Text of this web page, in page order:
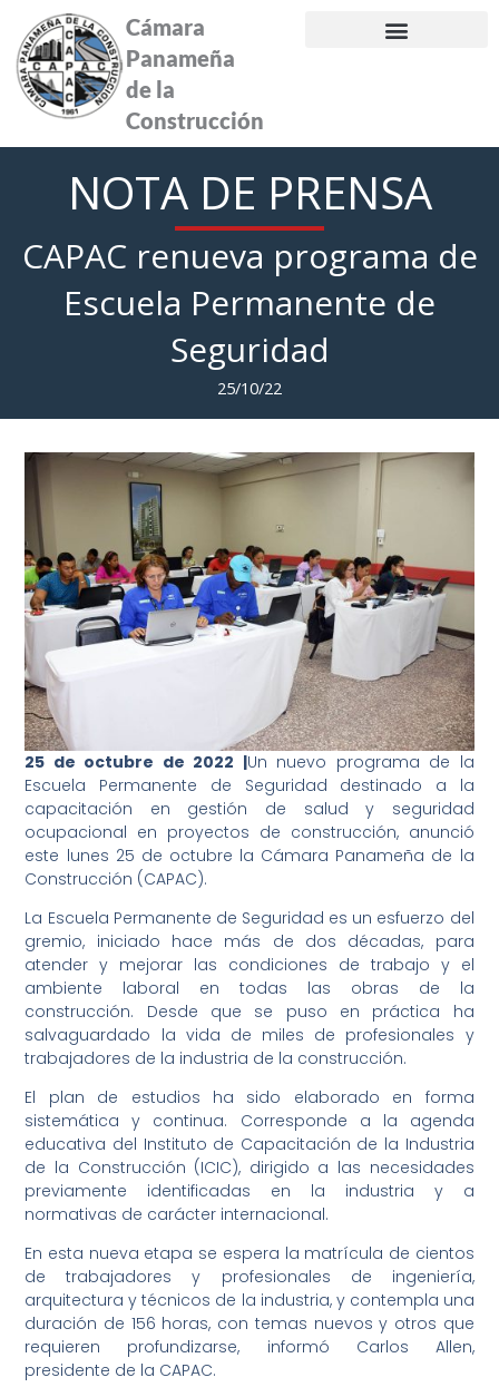
contenido
Cámara
Panameña
de la
Construcción
NOTA DE PRENSA
CAPAC renueva programa de
Escuela Permanente de
Seguridad
25/10/22
25 de octubre de 2022 |Un nuevo programa de la
Escuela Permanente de Seguridad destinado a la
capacitación en gestión de salud y seguridad
ocupacional en proyectos de construcción, anunció
este lunes 25 de octubre la Cámara Panameña de la
Construcción (CAPAC).
La Escuela Permanente de Seguridad es un esfuerzo del
gremio, iniciado hace más de dos décadas, para
atender y mejorar las condiciones de trabajo y el
ambiente laboral en todas las obras de la
construcción. Desde que se puso en práctica ha
salvaguardado la vida de miles de profesionales y
trabajadores de la industria de la construcción.
El plan de estudios ha sido elaborado en forma
sistemática y continua. Corresponde a la agenda
educativa del Instituto de Capacitación de la Industria
de la Construcción (ICIC), dirigido a las necesidades
previamente identificadas en la industria y a
normativas de carácter internacional.
En esta nueva etapa se espera la matrícula de cientos
de trabajadores y profesionales de ingeniería,
arquitectura y técnicos de la industria, y contempla una
duración de 156 horas, con temas nuevos y otros que
requieren profundizarse, informó Carlos Allen,
presidente de la CAPAC.